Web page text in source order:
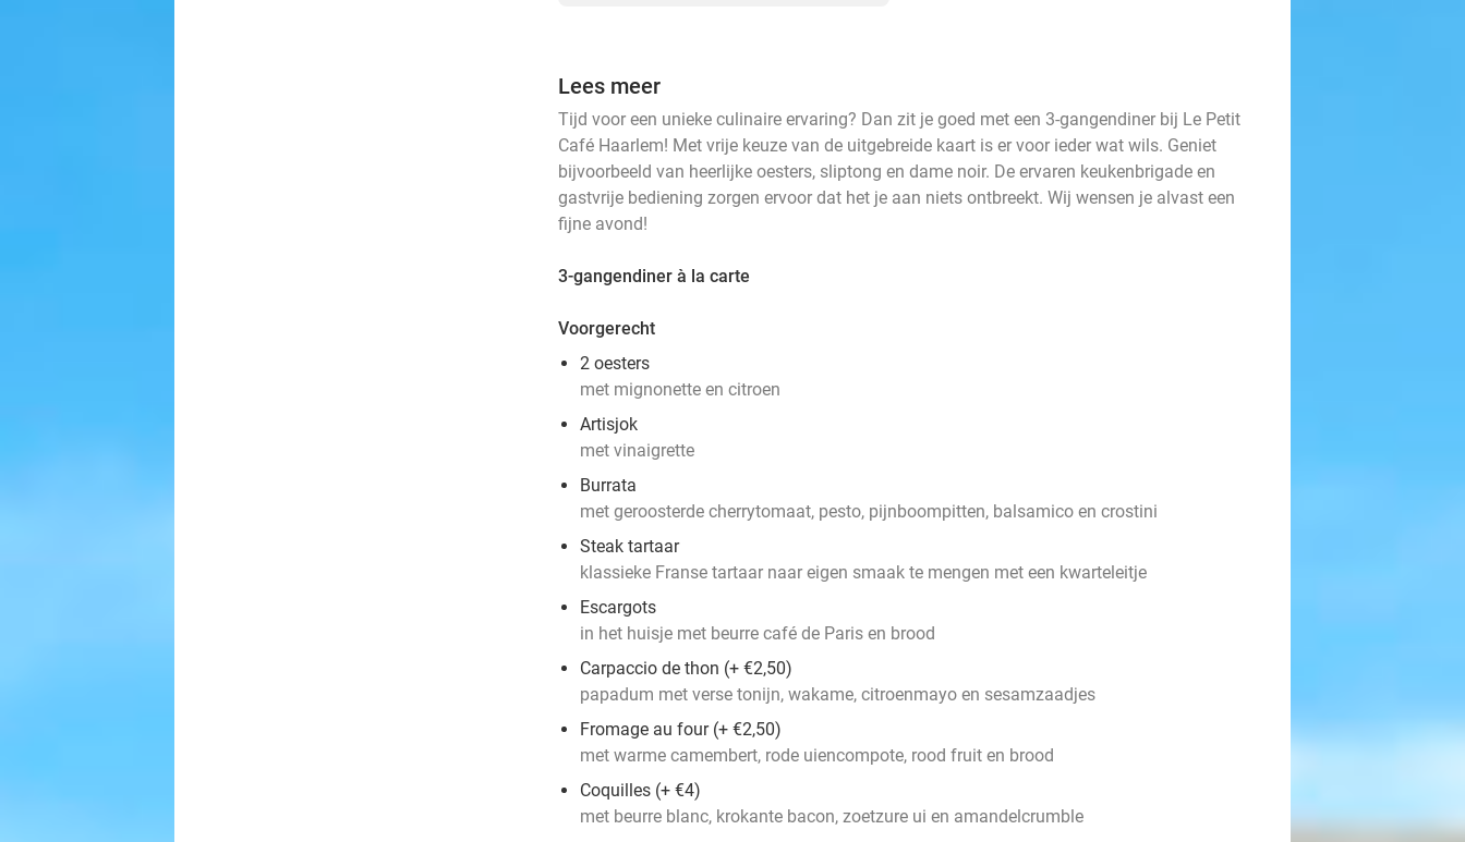
Lees meer
Tijd voor een unieke culinaire ervaring? Dan zit je goed met een 3-gangendiner bij Le Petit
Café Haarlem! Met vrije keuze van de uitgebreide kaart is er voor ieder wat wils. Geniet
bijvoorbeeld van heerlijke oesters, sliptong en dame noir. De ervaren keukenbrigade en
gastvrije bediening zorgen ervoor dat het je aan niets ontbreekt. Wij wensen je alvast een
fijne avond!
3-gangendiner à la carte
Voorgerecht
2 oesters
met mignonette en citroen
Artisjok
met vinaigrette
Burrata
met geroosterde cherrytomaat, pesto, pijnboompitten, balsamico en crostini
Steak tartaar
klassieke Franse tartaar naar eigen smaak te mengen met een kwarteleitje
Escargots
in het huisje met beurre café de Paris en brood
Carpaccio de thon (+ €2,50)
papadum met verse tonijn, wakame, citroenmayo en sesamzaadjes
Fromage au four (+ €2,50)
met warme camembert, rode uiencompote, rood fruit en brood
Coquilles (+ €4)
met beurre blanc, krokante bacon, zoetzure ui en amandelcrumble